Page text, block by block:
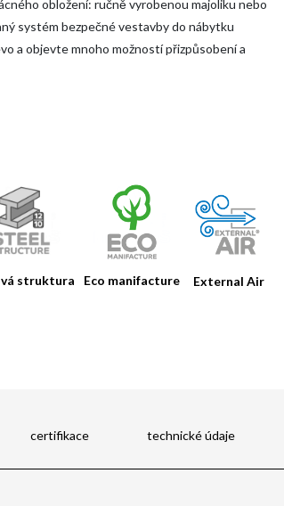
obložení: ručně vyrobenou majoliku nebo
systém bezpečné vestavby do nábytku
a objevte mnoho možností přizpůsobení a
struktura Eco manifacture External Air
certifikace technické údaje